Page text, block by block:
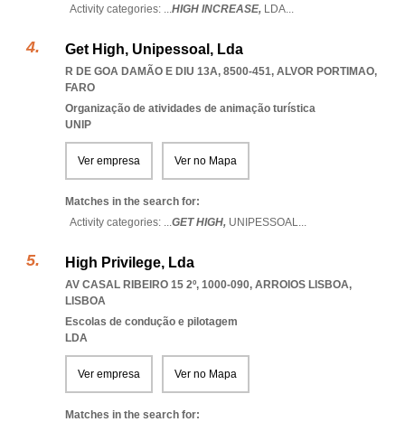
Activity categories: ...HIGH INCREASE, LDA...
Get High, Unipessoal, Lda
R DE GOA DAMÃO E DIU 13A, 8500-451, ALVOR PORTIMAO,
FARO
Organização de atividades de animação turística
UNIP
Ver empresa Ver no Mapa
Matches in the search for:
Activity categories: ...GET HIGH, UNIPESSOAL...
High Privilege, Lda
AV CASAL RIBEIRO 15 2º, 1000-090, ARROIOS LISBOA,
LISBOA
Escolas de condução e pilotagem
LDA
Ver empresa Ver no Mapa
Matches in the search for: